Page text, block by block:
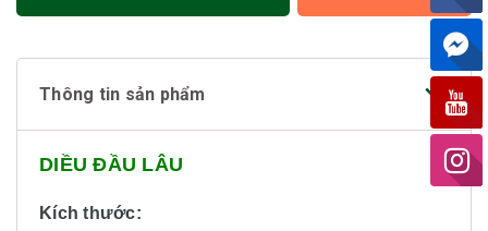
Thông tin sản phẩm
DIỀU ĐẦU LÂU
Kích thước: